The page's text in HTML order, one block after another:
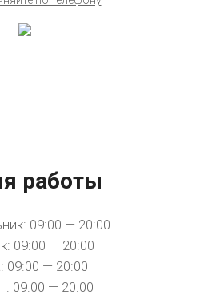
работы
09:00 — 20:00
09:00 — 20:00
09:00 — 20:00
09:00 — 20:00